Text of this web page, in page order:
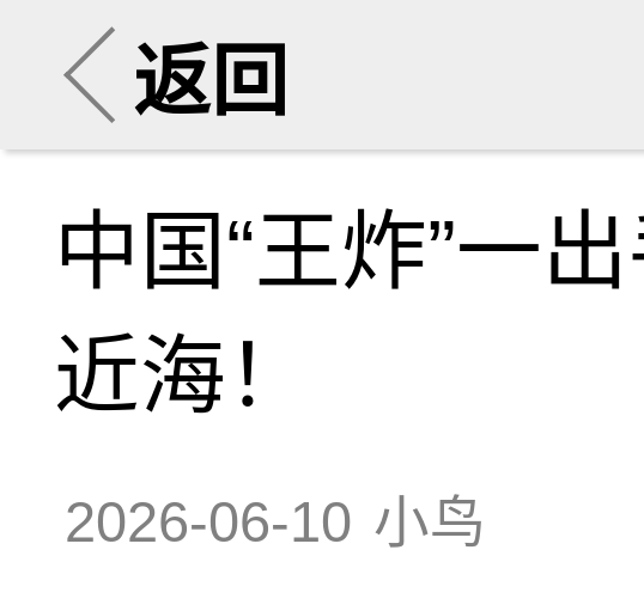
返回
中国“王炸”一
近海！
2026-06-10 小鸟